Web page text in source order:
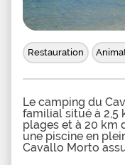
Restauration
Le camping du
familial situé à 2,5
plages et à 20 km
une piscine en
Cavallo Morto